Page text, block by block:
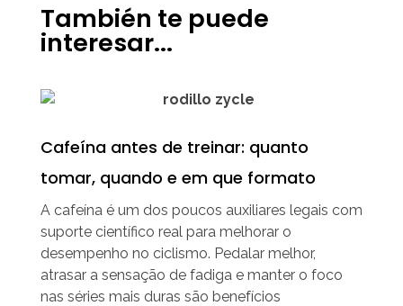
También te puede
interesar...
Cafeína antes de treinar: quanto
tomar, quando e em que formato
A cafeína é um dos poucos auxiliares legais com
suporte científico real para melhorar o
desempenho no ciclismo. Pedalar melhor,
atrasar a sensação de fadiga e manter o foco
nas séries mais duras são benefícios